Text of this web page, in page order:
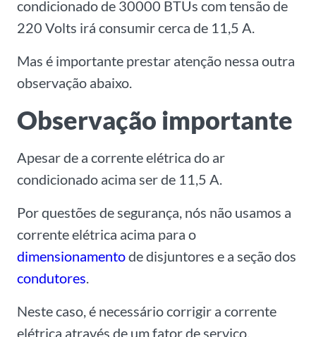
condicionado de 30000 BTUs com tensão de
220 Volts irá consumir cerca de 11,5 A.
Mas é importante prestar atenção nessa outra
observação abaixo.
Observação importante
Apesar de a corrente elétrica do ar
condicionado acima ser de 11,5 A.
Por questões de segurança, nós não usamos a
corrente elétrica acima para o
dimensionamentode disjuntores e a seção dos
condutores.
Neste caso, é necessário corrigir a corrente
elétrica através de um fator de serviço.